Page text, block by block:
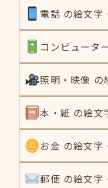
電話 の絵文字
コンピュータ
照明・映像 の
本・紙 の絵文
お金 の絵文字
郵便 の絵文字